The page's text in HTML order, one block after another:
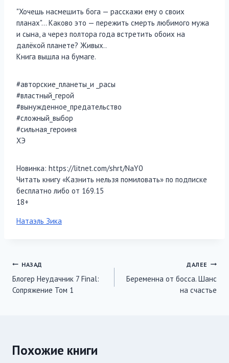
"Хочешь насмешить бога — расскажи ему о своих
планах"… Каково это — пережить смерть любимого мужа
и сына, а через полтора года встретить обоих на
далёкой планете? Живых..
Книга вышла на бумаге.
#авторские_планеты_и _расы
#властный_герой
#вынужденное_предательство
#сложный_выбор
#сильная_героиня
ХЭ
Новинка: https://litnet.com/shrt/NaY0
Читать книгу «Казнить нельзя помиловать» по подписке
бесплатно либо от 169.15
18+
Метки
Натаэль Зика
Навигация
по
записям
НАЗАД
Блогер Неудачник 7 Final:
Сопряжение Том 1
ДАЛЕЕ
Беременна от босса. Шанс
на счастье
Похожие книги